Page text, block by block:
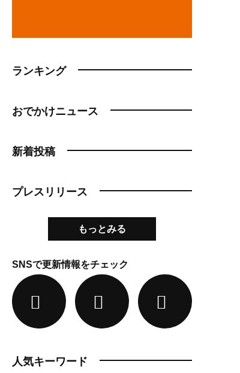
ランキング
おでかけニュース
新着投稿
プレスリリース
もっとみる
SNSで更新情報をチェック
人気キーワード